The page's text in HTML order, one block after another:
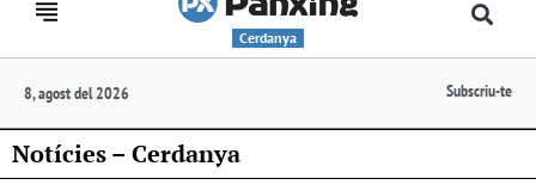
Cerdanya
8, agost del 2026 Subscriu-te
Notícies – Cerdanya